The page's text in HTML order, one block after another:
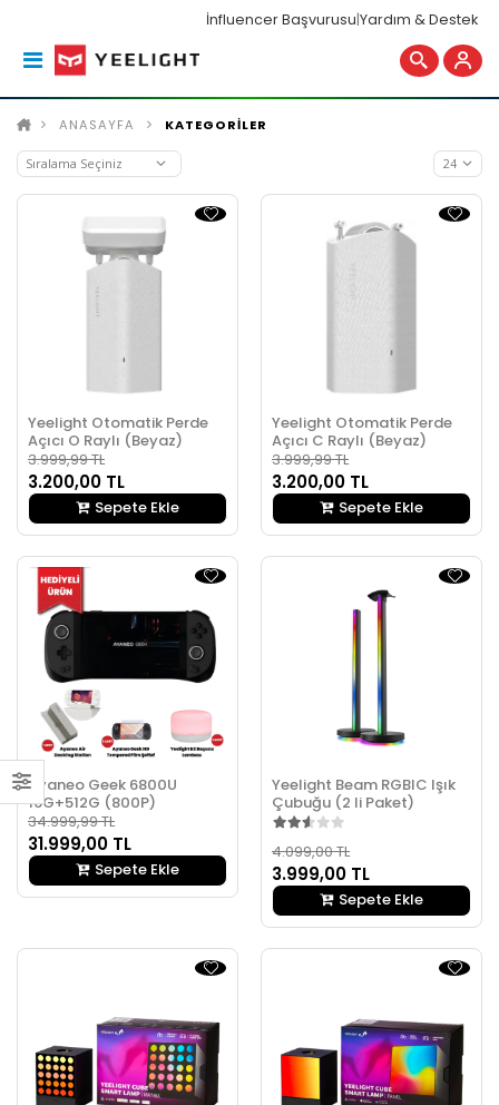
İnfluencer Başvurusu|Yardım & Destek
ANASAYFA KATEGORİLER
Yeelight Otomatik Perde
Açıcı O Raylı (Beyaz)
3.999,99 TL
3.200,00 TL
Sepete Ekle
Yeelight Otomatik Perde
Açıcı C Raylı (Beyaz)
3.999,99 TL
3.200,00 TL
Sepete Ekle
Ayaneo Geek 6800U
16G+512G (800P)
34.999,99 TL
31.999,00 TL
Sepete Ekle
Yeelight Beam RGBIC Işık
Çubuğu (2 li Paket)
4.099,00 TL
3.999,00 TL
Sepete Ekle